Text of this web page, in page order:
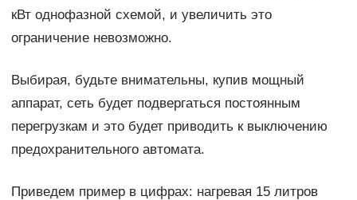
кВт однофазной схемой, и увеличить это
ограничение невозможно.
Выбирая, будьте внимательны, купив мощный
аппарат, сеть будет подвергаться постоянным
перегрузкам и это будет приводить к выключению
предохранительного автомата.
Приведем пример в цифрах: нагревая 15 литров